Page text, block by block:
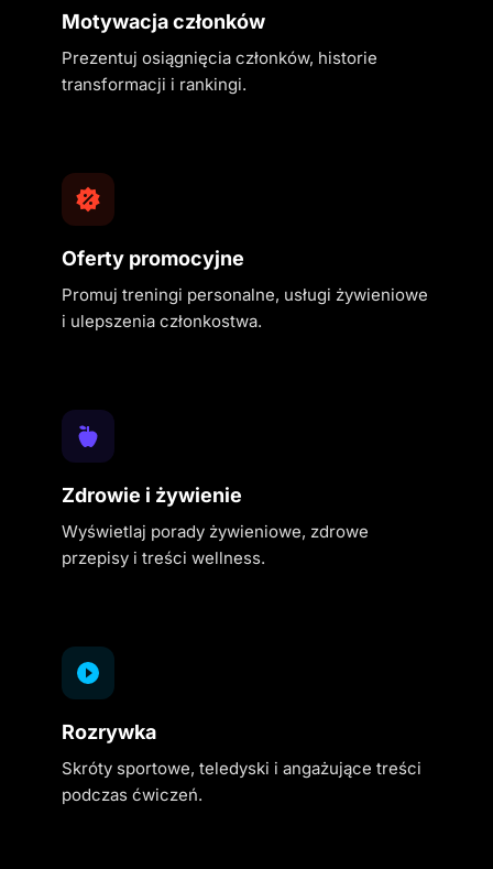
Motywacja członków
Prezentuj osiągnięcia członków, historie
transformacji i rankingi.
Oferty promocyjne
Promuj treningi personalne, usługi żywieniowe
i ulepszenia członkostwa.
Zdrowie i żywienie
Wyświetlaj porady żywieniowe, zdrowe
przepisy i treści wellness.
Rozrywka
Skróty sportowe, teledyski i angażujące treści
podczas ćwiczeń.